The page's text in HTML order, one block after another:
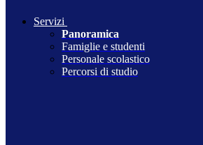
Servizi
Panoramica
Famiglie e studenti
Personale scolastico
Percorsi di studio